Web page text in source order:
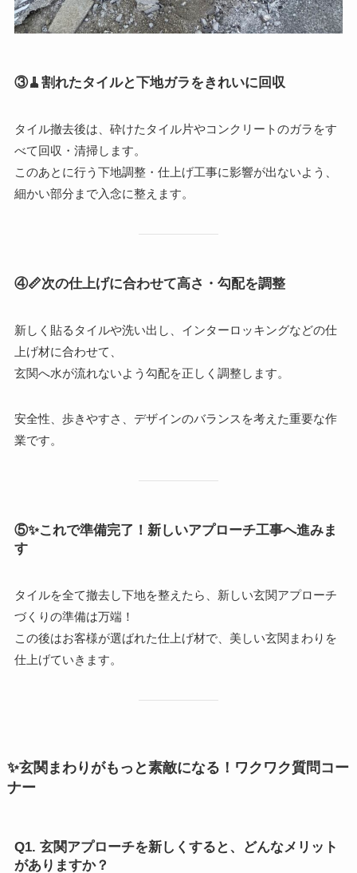
③🧹割れたタイルと下地ガラをきれいに回収
タイル撤去後は、砕けたタイル片やコンクリートのガラをす
べて回収・清掃します。
このあとに行う下地調整・仕上げ工事に影響が出ないよう、
細かい部分まで入念に整えます。
④📏次の仕上げに合わせて高さ・勾配を調整
新しく貼るタイルや洗い出し、インターロッキングなどの仕
上げ材に合わせて、
玄関へ水が流れないよう勾配を正しく調整します。
安全性、歩きやすさ、デザインのバランスを考えた重要な作
業です。
⑤✨これで準備完了！新しいアプローチ工事へ進みま
す
タイルを全て撤去し下地を整えたら、新しい玄関アプローチ
づくりの準備は万端！
この後はお客様が選ばれた仕上げ材で、美しい玄関まわりを
仕上げていきます。
✨玄関まわりがもっと素敵になる！ワクワク質問コー
ナー
Q1. 玄関アプローチを新しくすると、どんなメリット
がありますか？